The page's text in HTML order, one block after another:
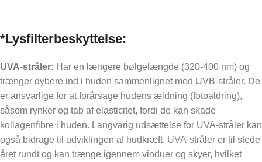
*Lysfilterbeskyttelse:
UVA-stråler: Har en længere bølgelængde (320-400 nm) og
trænger dybere ind i huden sammenlignet med UVB-stråler. De
er ansvarlige for at forårsage hudens ældning (fotoaldring),
såsom rynker og tab af elasticitet, fordi de kan skade
kollagenfibre i huden. Langvarig udsættelse for UVA-stråler kan
også bidrage til udviklingen af hudkræft. UVA-stråler er til stede
året rundt og kan trænge igennem vinduer og skyer, hvilket